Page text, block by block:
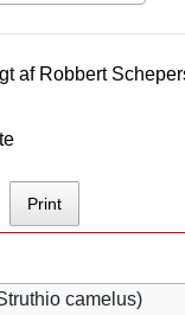
af Robbert
Print
camelus)